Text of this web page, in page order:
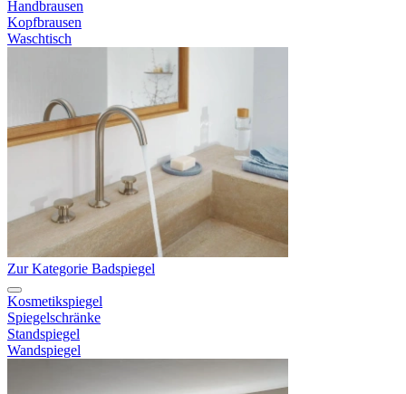
Handbrausen
Kopfbrausen
Waschtisch
Zur Kategorie Badspiegel
Kosmetikspiegel
Spiegelschränke
Standspiegel
Wandspiegel